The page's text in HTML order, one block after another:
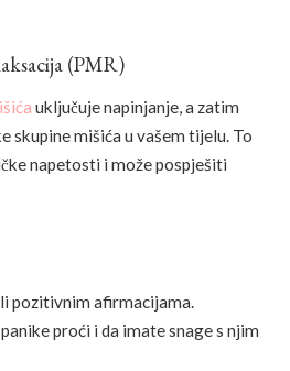
(PMR)
uključuje napinjanje, a zatim
skupine mišića u vašem tijelu. To
napetosti i može pospješiti
pozitivnim afirmacijama.
proći i da imate snage s njim